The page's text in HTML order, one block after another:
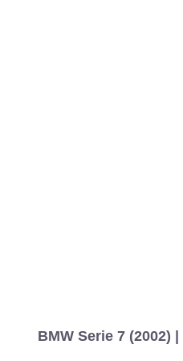
BMW Serie 7 (2002) |